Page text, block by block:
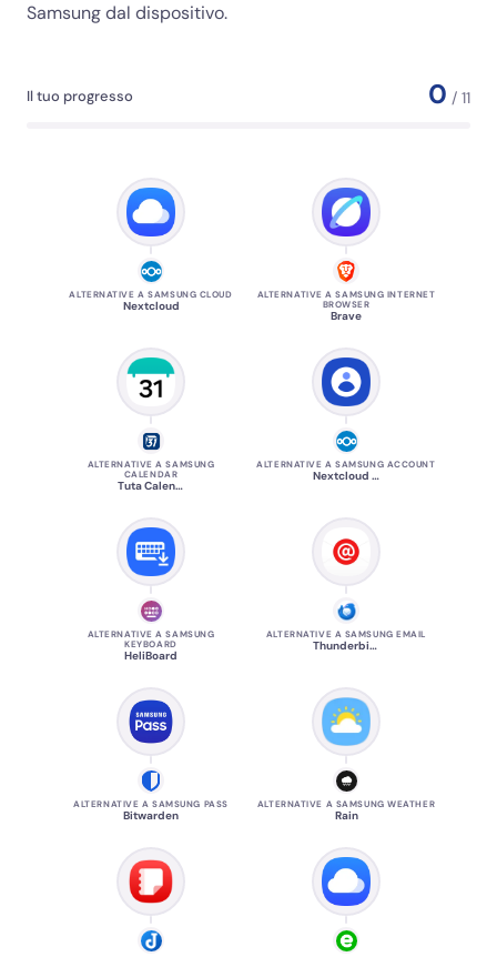
Samsung dal dispositivo.
Il tuo progresso 0 / 11
ALTERNATIVE A SAMSUNG CLOUD
Nextcloud
ALTERNATIVE A SAMSUNG INTERNET
BROWSER
Brave
ALTERNATIVE A SAMSUNG
CALENDAR
Tuta Calendar
ALTERNATIVE A SAMSUNG ACCOUNT
Nextcloud Contacts
ALTERNATIVE A SAMSUNG
KEYBOARD
HeliBoard
ALTERNATIVE A SAMSUNG EMAIL
Thunderbird
ALTERNATIVE A SAMSUNG PASS
Bitwarden
ALTERNATIVE A SAMSUNG WEATHER
Rain